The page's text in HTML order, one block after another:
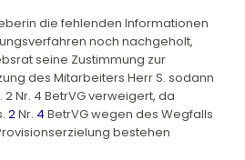
die fehlenden Informationen
noch nachgeholt,
seine Zustimmung zur
des Mitarbeiters Herr S. sodann
2 Nr. 4 BetrVG verweigert, da
2Nr. 4 BetrVG wegen des Wegfalls
bestehen